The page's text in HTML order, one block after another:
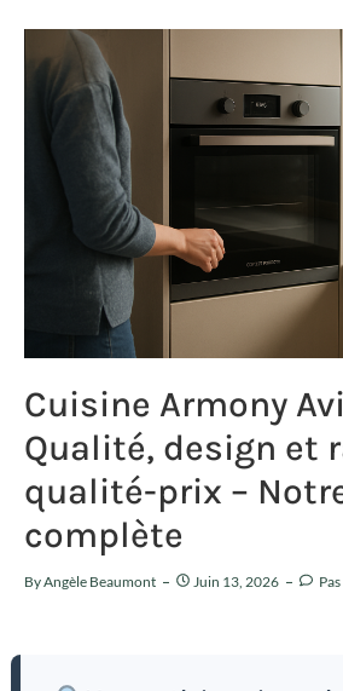
Cuisine Armony
Qualité, design et
qualité-prix –
complète
ByAngèle Beaumont Juin 13, 2026